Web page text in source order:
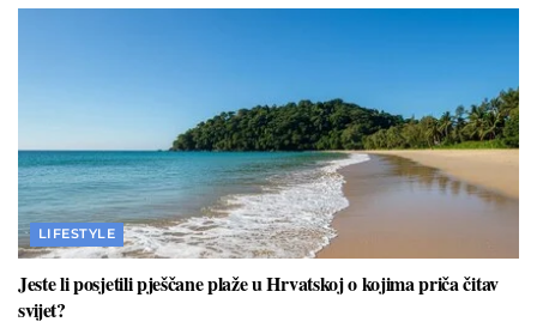
LIFESTYLE
Jeste li posjetili pješčane plaže u Hrvatskoj o kojima priča čitav
svijet?